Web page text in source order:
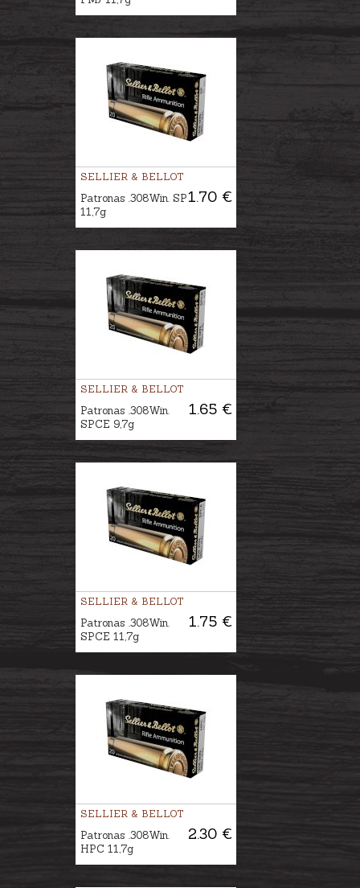
SELLIER & BELLOT
1.70 €
Patronas .308Win. SP
11,7g
SELLIER & BELLOT
1.65 €
Patronas .308Win.
SPCE 9,7g
SELLIER & BELLOT
1.75 €
Patronas .308Win.
SPCE 11,7g
SELLIER & BELLOT
2.30 €
Patronas .308Win.
HPC 11,7g